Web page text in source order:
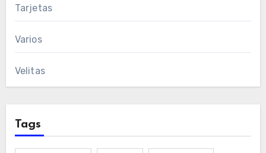
Tarjetas
Varios
Velitas
Tags